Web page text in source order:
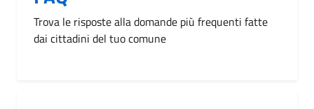
Trova le risposte alla domande più frequenti fatte
dai cittadini del tuo comune